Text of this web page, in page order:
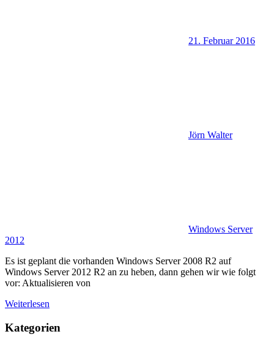
21. Februar 2016
Jörn Walter
Windows Server
2012
Es ist geplant die vorhanden Windows Server 2008 R2 auf
Windows Server 2012 R2 an zu heben, dann gehen wir wie folgt
vor: Aktualisieren von
Weiterlesen
Kategorien